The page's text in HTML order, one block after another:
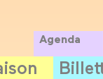
Agenda